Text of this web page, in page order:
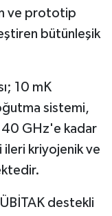
ve prototip
bütünleşik
10 mK
sistemi,
40 GHz'e kadar
kriyojenik ve
destekli